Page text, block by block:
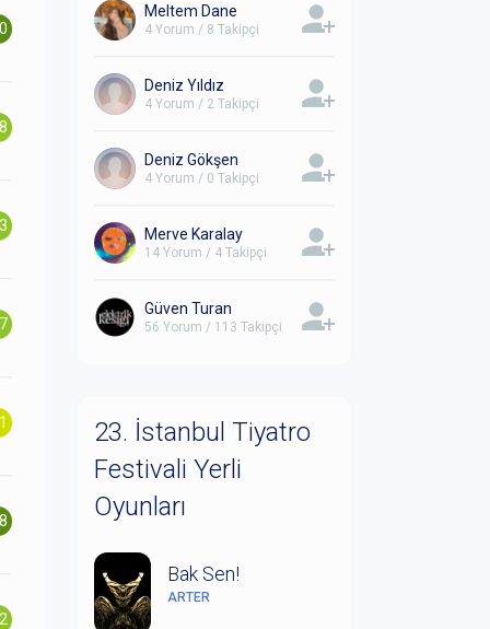
Meltem Dane
4 Yorum / 8 Takipçi
Deniz Yıldız
4 Yorum / 2 Takipçi
Deniz Gökşen
4 Yorum / 0 Takipçi
Merve Karalay
14 Yorum / 4 Takipçi
Güven Turan
56 Yorum / 113 Takipçi
23. İstanbul Tiyatro
Festivali Yerli
Oyunları
Bak Sen!
ARTER